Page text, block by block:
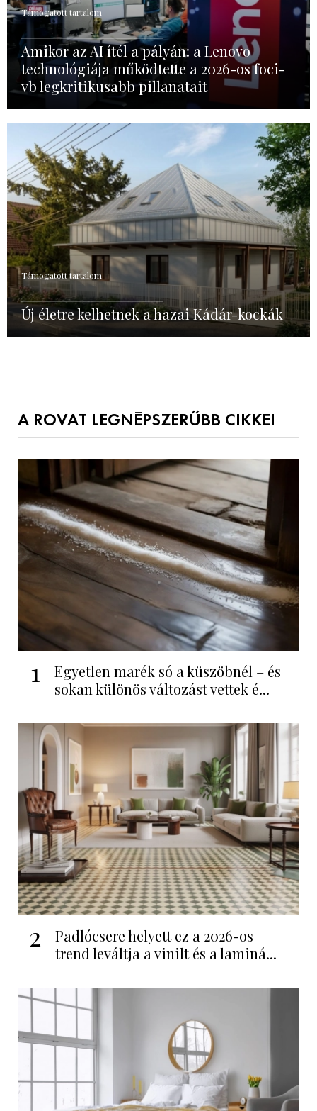
Támogatott tartalom
Amikor az AI ítél a pályán: a Lenovo
technológiája működtette a 2026-os foci-
vb legkritikusabb pillanatait
Támogatott tartalom
Új életre kelhetnek a hazai Kádár-kockák
A ROVAT LEGNÉPSZERŰBB CIKKEI
1
Egyetlen marék só a küszöbnél – és
sokan különös változást vettek é...
2
Padlócsere helyett ez a 2026-os
trend leváltja a vinilt és a laminá...